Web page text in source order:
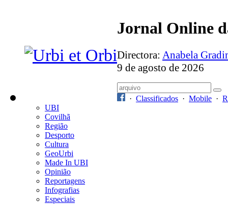
Jornal Online
Directora: Anabela
9 de agosto de 2026
· Classificados · Mobile ·
UBI
Covilhã
Região
Desporto
Cultura
GeoUrbi
Made In UBI
Opinião
Reportagens
Infografias
Especiais